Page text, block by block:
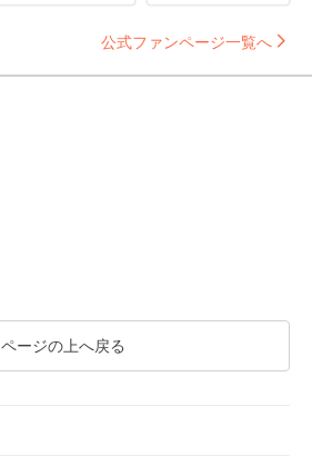
公式ファンページ一覧へ
ページの上へ戻る